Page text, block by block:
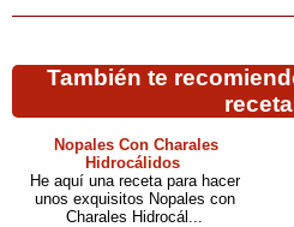
También te
Nopales Con Charales
Hidrocálidos
He aquí una receta para hacer
unos exquisitos Nopales con
Charales Hidrocál...